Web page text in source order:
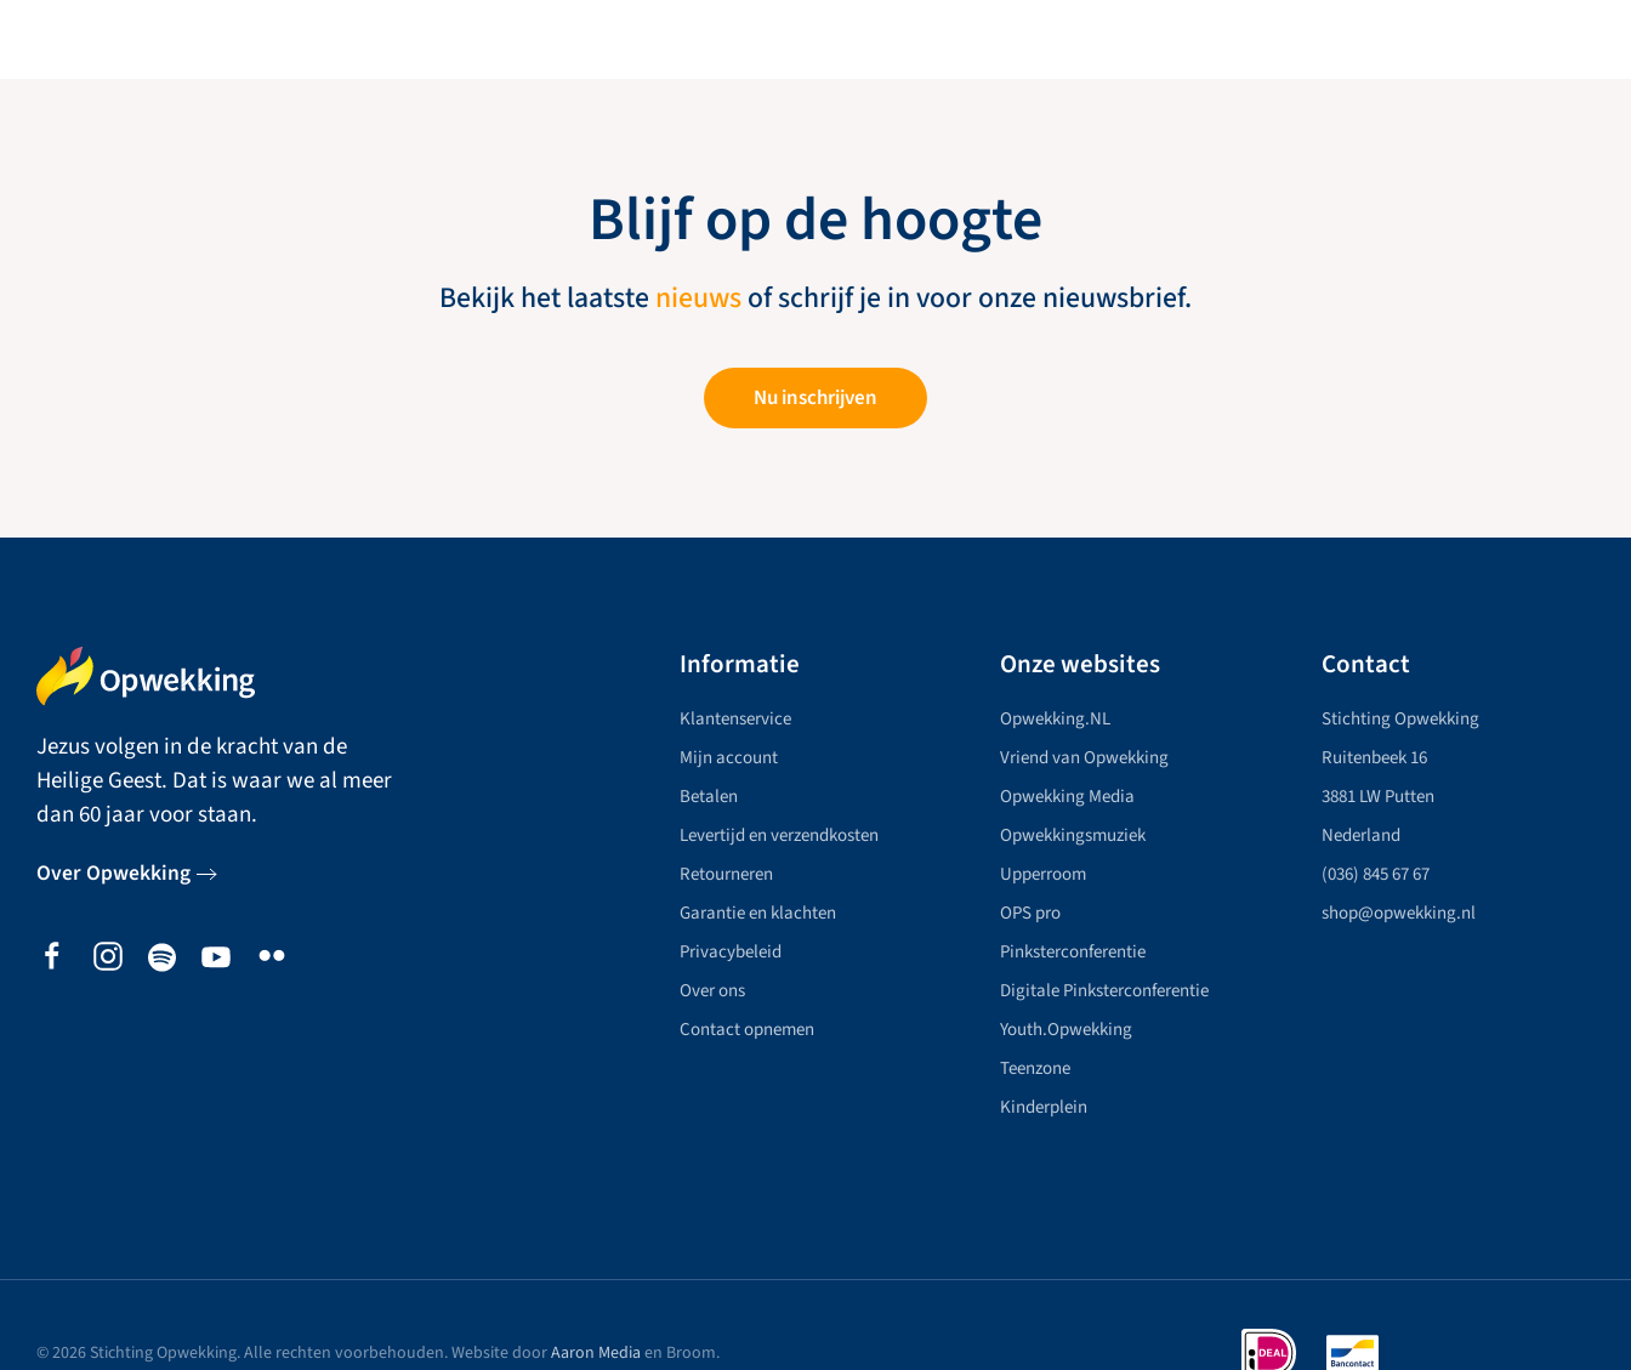
Blijf op de hoogte
Bekijk het laatste nieuwsof schrijf je in voor onze nieuwsbrief.
Nu inschrijven
Jezus volgen in de kracht van de
Heilige Geest. Dat is waar we al meer
dan 60 jaar voor staan.
Over Opwekking
Informatie
Klantenservice
Mijn account
Betalen
Levertijd en verzendkosten
Retourneren
Garantie en klachten
Privacybeleid
Over ons
Contact opnemen
Onze websites
Opwekking.NL
Vriend van Opwekking
Opwekking Media
Opwekkingsmuziek
Upperroom
OPS pro
Pinksterconferentie
Digitale Pinksterconferentie
Youth.Opwekking
Teenzone
Kinderplein
Contact
Stichting Opwekking
Ruitenbeek 16
3881 LW Putten
Nederland
(036) 845 67 67
shop@opwekking.nl
©2026 Stichting Opwekking. Alle rechten voorbehouden. Website doorAaron Media en Broom.